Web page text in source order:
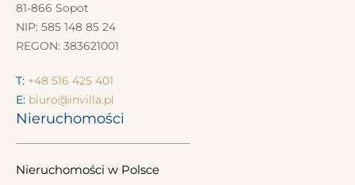
81-866 Sopot
NIP: 585 148 85 24
REGON: 383621001
T: +48 516 425 401
E: biuro@invilla.pl
Nieruchomości
Nieruchomości w Polsce